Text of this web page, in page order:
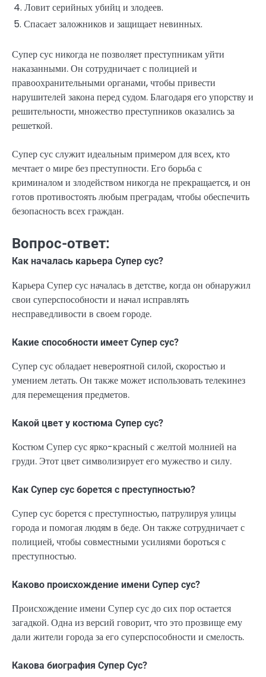
4. Ловит серийных убийц и злодеев.
5. Спасает заложников и защищает невинных.
Супер сус никогда не позволяет преступникам уйти
наказанными. Он сотрудничает с полицией и
правоохранительными органами, чтобы привести
нарушителей закона перед судом. Благодаря его упорству и
решительности, множество преступников оказались за
решеткой.
Супер сус служит идеальным примером для всех, кто
мечтает о мире без преступности. Его борьба с
криминалом и злодейством никогда не прекращается, и он
готов противостоять любым преградам, чтобы обеспечить
безопасность всех граждан.
Вопрос-ответ:
Как началась карьера Супер сус?
Карьера Супер сус началась в детстве, когда он обнаружил
свои суперспособности и начал исправлять
несправедливости в своем городе.
Какие способности имеет Супер сус?
Супер сус обладает невероятной силой, скоростью и
умением летать. Он также может использовать телекинез
для перемещения предметов.
Какой цвет у костюма Супер сус?
Костюм Супер сус ярко-красный с желтой молнией на
груди. Этот цвет символизирует его мужество и силу.
Как Супер сус борется с преступностью?
Супер сус борется с преступностью, патрулируя улицы
города и помогая людям в беде. Он также сотрудничает с
полицией, чтобы совместными усилиями бороться с
преступностью.
Каково происхождение имени Супер сус?
Происхождение имени Супер сус до сих пор остается
загадкой. Одна из версий говорит, что это прозвище ему
дали жители города за его суперспособности и смелость.
Какова биография Супер Сус?